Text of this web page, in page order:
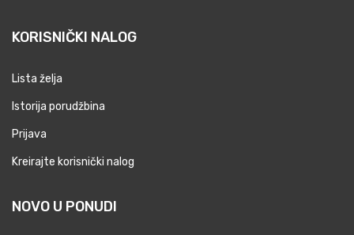
KORISNIČKI NALOG
Lista želja
Istorija porudžbina
Prijava
Kreirajte korisnički nalog
NOVO U PONUDI